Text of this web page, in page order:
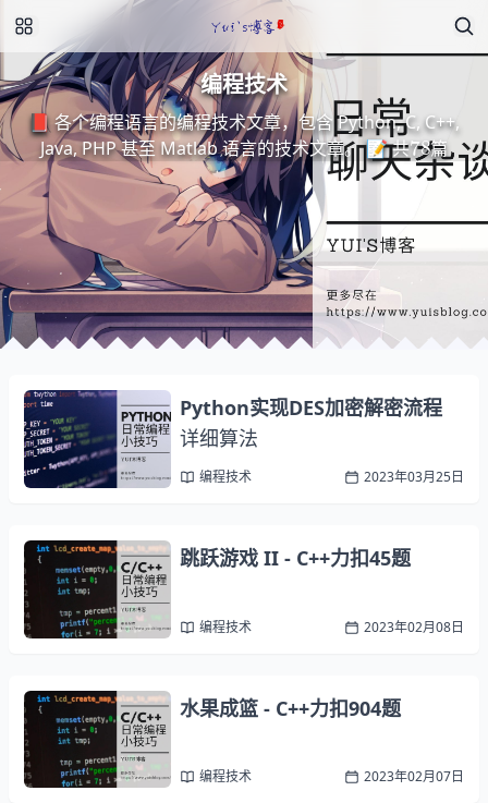
编程技术
📕 各个编程语言的编程技术文章，包含 Python, C, C++,
Java, PHP 甚至 Matlab 语言的技术文章。 📝 共
78
篇
Python实现DES加密解密流程
详 细 算 法
详细算
法
编程技术 2023年03月25日
跳跃游戏 II - C++力扣45题
编程技术 2023年02月08日
水果成篮 - C++力扣904题
编程技术 2023年02月07日